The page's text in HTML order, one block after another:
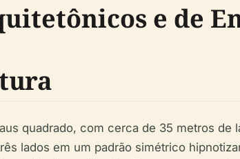
e de
quadrado, com cerca de 35 metros
lados em um padrão simétrico